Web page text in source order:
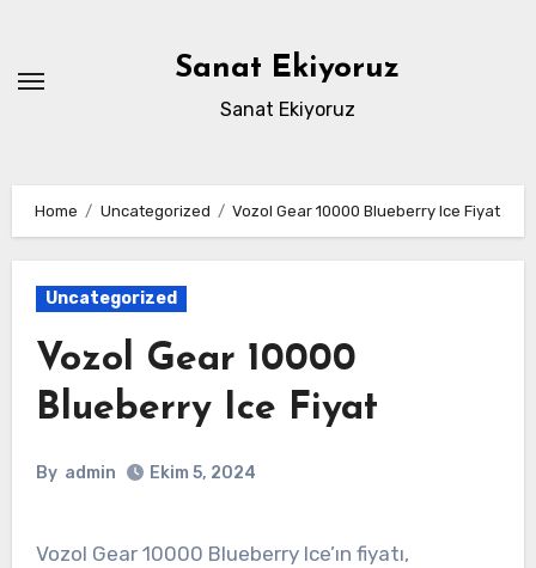
content
Sanat Ekiyoruz
Sanat Ekiyoruz
Home Uncategorized Vozol Gear 10000 Blueberry Ice Fiyat
Uncategorized
Vozol Gear 10000
Blueberry Ice Fiyat
By admin Ekim 5, 2024
Vozol Gear 10000 Blueberry Ice’ın fiyatı,